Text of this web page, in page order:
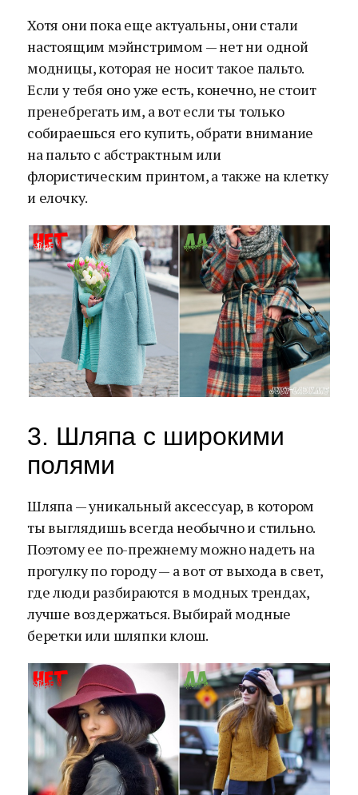
Хотя они пока еще актуальны, они стали
настоящим мэйнстримом — нет ни одной
модницы, которая не носит такое пальто.
Если у тебя оно уже есть, конечно, не стоит
пренебрегать им, а вот если ты только
собираешься его купить, обрати внимание
на пальто с абстрактным или
флористическим принтом, а также на клетку
и елочку.
3. Шляпа с широкими
полями
Шляпа — уникальный аксессуар, в котором
ты выглядишь всегда необычно и стильно.
Поэтому ее по-прежнему можно надеть на
прогулку по городу — а вот от выхода в свет,
где люди разбираются в модных трендах,
лучше воздержаться. Выбирай модные
беретки или шляпки клош.